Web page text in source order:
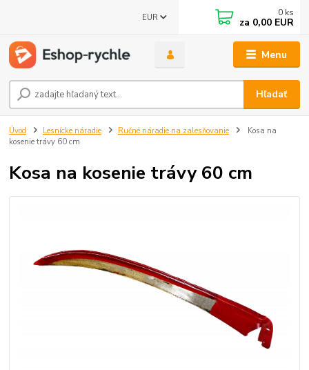
Menu
EUR
Hľadať
0 ks
za 0,00 EUR
Úvod Lesnícke náradie Ručné náradie na zalesňovanie
Kosa na
kosenie trávy 60 cm
Kosa na kosenie trávy 60 cm